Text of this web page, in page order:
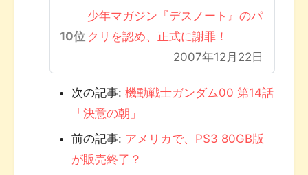
少年マガジン『デスノート』のパ
クリを認め、正式に謝罪！
2007年12月22日
次の記事: 機動戦士ガンダム00 第14話
「決意の朝」
前の記事: アメリカで、PS3 80GB版
が販売終了？